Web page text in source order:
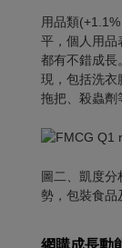
用品類
平，個人用品
都有不錯成長
現，包括洗衣
拖把、殺蟲劑
圖二、凱度
勢，包裝食品
網購成長動